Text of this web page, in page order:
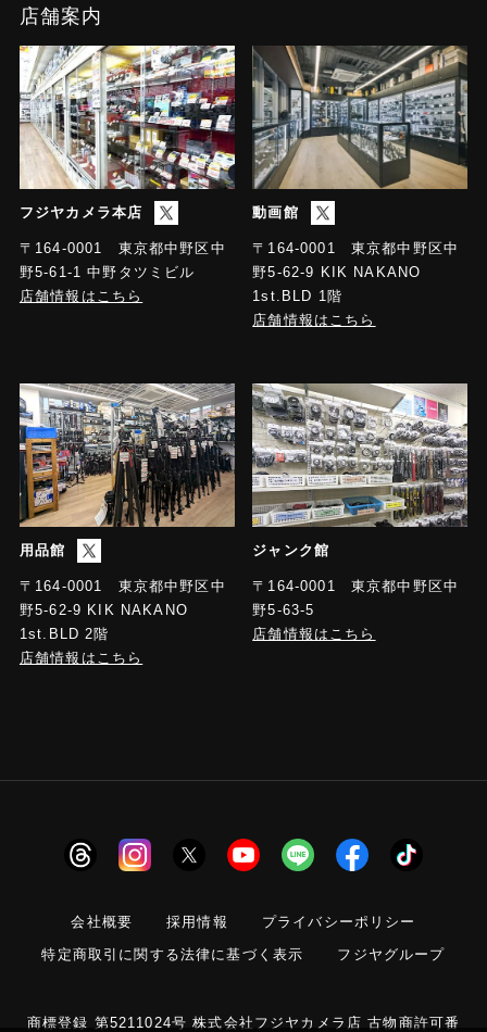
店舗案内
フジヤカメラ本店
〒164-0001 東京都中野区中
野5-61-1 中野タツミビル
店舗情報はこちら
動画館
〒164-0001 東京都中野区中
野5-62-9 KIK NAKANO
1st.BLD 1階
店舗情報はこちら
用品館
〒164-0001 東京都中野区中
野5-62-9 KIK NAKANO
1st.BLD 2階
店舗情報はこちら
ジャンク館
〒164-0001 東京都中野区中
野5-63-5
店舗情報はこちら
会社概要 採用情報
プライバシーポリシー
特定商取引に関する法律に基づく表示
フジヤグループ
商標登録 第5211024号 株式会社フジヤカメラ店 古物商許可番